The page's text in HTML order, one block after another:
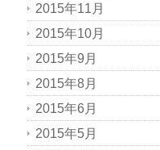
2015年11月
2015年10月
2015年9月
2015年8月
2015年6月
2015年5月